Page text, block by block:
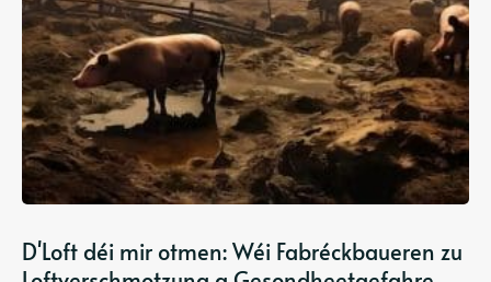
D'Loft déi mir otmen: Wéi Fabréckbaueren zu